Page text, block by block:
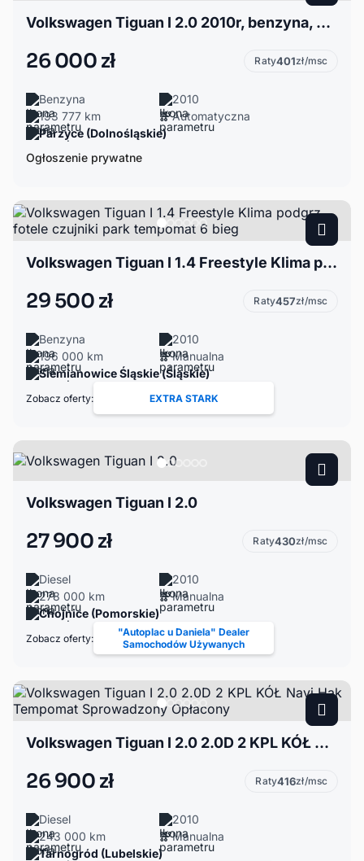
Volkswagen Tiguan I 2.0 2010r, benzyna, DSG, 4Motion
26 000 zł Raty401zł/msc
Benzyna
2010
193 777 km
Automatyczna
Parzyce (Dolnośląskie)
Ogłoszenie prywatne
Volkswagen Tiguan I 1.4 Freestyle Klima podgrz fotele czujniki park tempomat 6 bieg
29 500 zł Raty457zł/msc
Benzyna
2010
196 000 km
Manualna
Siemianowice Śląskie (Śląskie)
Zobacz oferty: EXTRA STARK
Volkswagen Tiguan I 2.0
27 900 zł Raty430zł/msc
Diesel
2010
278 000 km
Manualna
Chojnice (Pomorskie)
Zobacz oferty:
"Autoplac u Daniela" Dealer
Samochodów Używanych
Volkswagen Tiguan I 2.0 2.0D 2 KPL KÓŁ Navi Hak Tempomat Sprowadzony Opłacony
26 900 zł Raty416zł/msc
Diesel
2010
243 000 km
Manualna
Tarnogród (Lubelskie)